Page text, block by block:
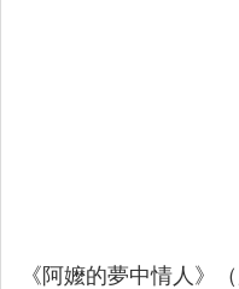
《阿嬤的夢中情人》